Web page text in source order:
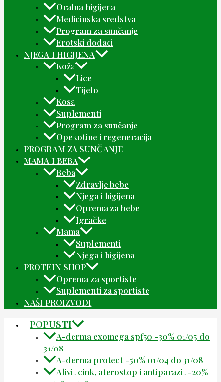
Oralna higijena
Medicinska sredstva
Program za sunčanje
Erotski dodaci
NJEGA I HIGIJENA
Koža
Lice
Tijelo
Kosa
Suplementi
Program za sunčanje
Opekotine i regeneracija
PROGRAM ZA SUNČANJE
MAMA I BEBA
Beba
Zdravlje bebe
Njega i higijena
Oprema za bebe
Igračke
Mama
Suplementi
Njega i higijena
PROTEIN SHOP
Oprema za sportiste
Suplementi za sportiste
NAŠI PROIZVODI
POPUSTI
A-derma exomega spf50 -30% 01/05 do
31/08
A-derma protect -50% 01/04 do 31/08
Alivit cink, aterostop i antiparazit -20%